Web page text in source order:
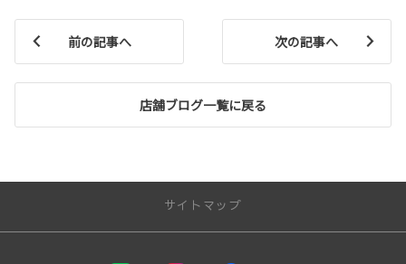
前の記事へ
店舗ブログ一覧に戻る
次の記事へ
サイトマップ